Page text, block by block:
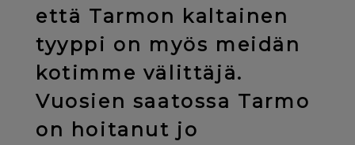
että Tarmon kaltainen
tyyppi on myös meidän
kotimme välittäjä.
Vuosien saatossa Tarmo
on hoitanut jo